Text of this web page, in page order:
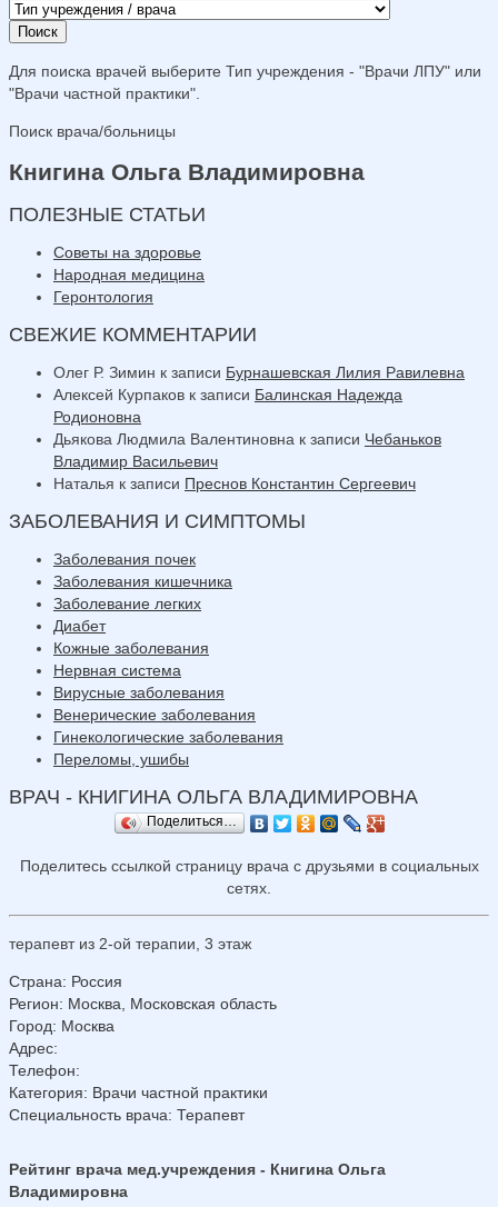
Поиск
Для поиска врачей выберите Тип учреждения - "Врачи ЛПУ" или
"Врачи частной практики".
Поиск врача/больницы
Книгина Ольга Владимировна
ПОЛЕЗНЫЕ СТАТЬИ
Советы на здоровье
Народная медицина
Геронтология
СВЕЖИЕ КОММЕНТАРИИ
Олег Р. Зимин к записи Бурнашевская Лилия Равилевна
Алексей Курпаков к записи Балинская Надежда
Родионовна
Дьякова Людмила Валентиновна к записи Чебаньков
Владимир Васильевич
Наталья к записи Преснов Константин Сергеевич
ЗАБОЛЕВАНИЯ И СИМПТОМЫ
Заболевания почек
Заболевания кишечника
Заболевание легких
Диабет
Кожные заболевания
Нервная система
Вирусные заболевания
Венерические заболевания
Гинекологические заболевания
Переломы, ушибы
ВРАЧ - КНИГИНА ОЛЬГА ВЛАДИМИРОВНА
Поделиться…
Поделитесь ссылкой страницу врача с друзьями в социальных
сетях.
терапевт из 2-ой терапии, 3 этаж
Страна: Россия
Регион: Москва, Московская область
Город: Москва
Адрес:
Телефон:
Категория: Врачи частной практики
Специальность врача: Терапевт
Рейтинг врача мед.учреждения - Книгина Ольга
Владимировна